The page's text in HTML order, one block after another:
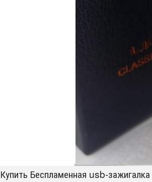
Купить Беспламенная usb-